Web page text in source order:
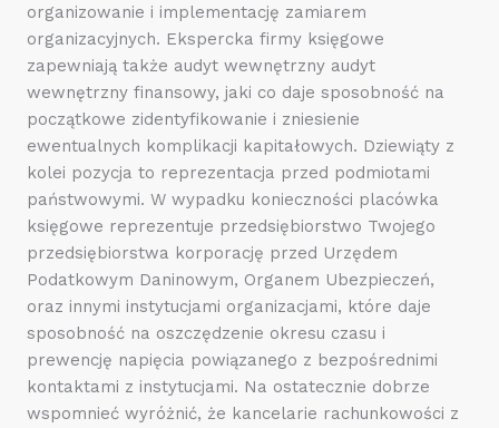
organizowanie i implementację zamiarem
organizacyjnych. Ekspercka firmy księgowe
zapewniają także audyt wewnętrzny audyt
wewnętrzny finansowy, jaki co daje sposobność na
początkowe zidentyfikowanie i zniesienie
ewentualnych komplikacji kapitałowych. Dziewiąty z
kolei pozycja to reprezentacja przed podmiotami
państwowymi. W wypadku konieczności placówka
księgowe reprezentuje przedsiębiorstwo Twojego
przedsiębiorstwa korporację przed Urzędem
Podatkowym Daninowym, Organem Ubezpieczeń,
oraz innymi instytucjami organizacjami, które daje
sposobność na oszczędzenie okresu czasu i
prewencję napięcia powiązanego z bezpośrednimi
kontaktami z instytucjami. Na ostatecznie dobrze
wspomnieć wyróżnić, że kancelarie rachunkowości z